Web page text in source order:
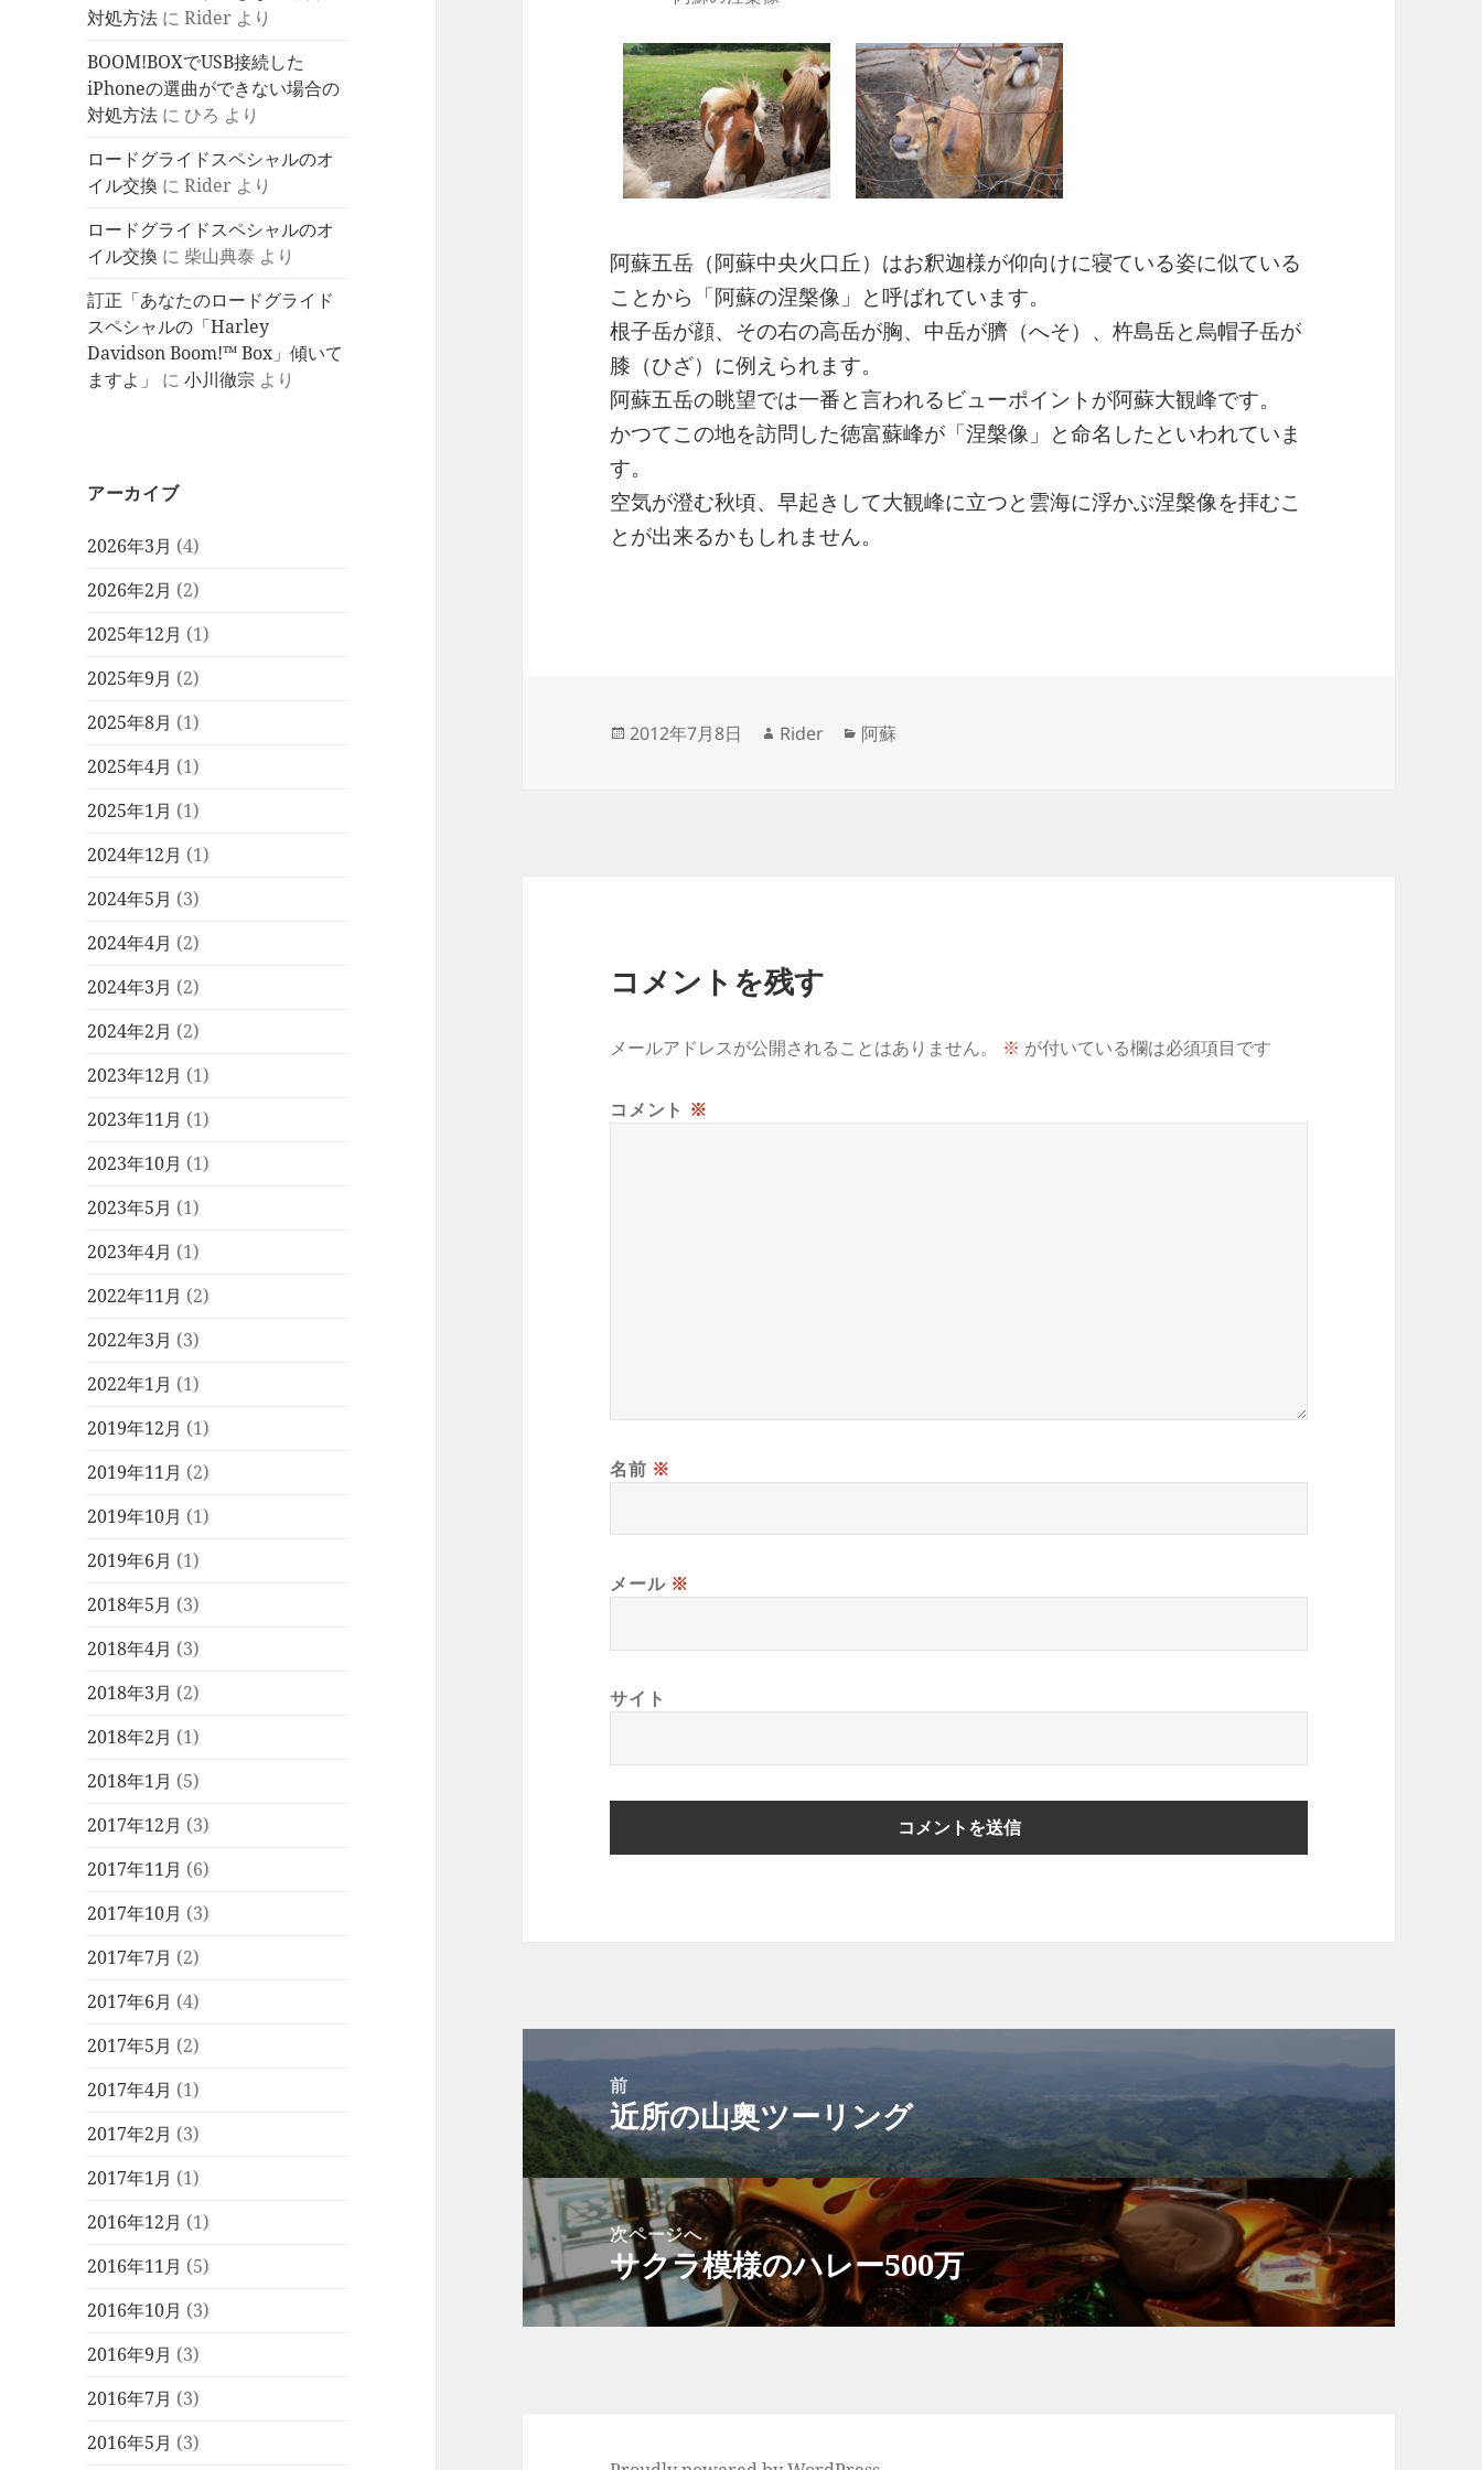
対処方法 にRider より
BOOM!BOXでUSB接続した
iPhoneの選曲ができない場合の
対処方法 に ひろ より
ロードグライドスペシャルのオ
イル交換 にRider より
ロードグライドスペシャルのオ
イル交換 に 柴山典泰 より
訂正「あなたのロードグライド
スペシャルの「Harley
Davidson Boom!™ Box」傾いて
ますよ」
に小川徹宗 より
アーカイブ
2026年3月 (4)
2026年2月 (2)
2025年12月 (1)
2025年9月 (2)
2025年8月 (1)
2025年4月 (1)
2025年1月 (1)
2024年12月 (1)
2024年5月 (3)
2024年4月 (2)
2024年3月 (2)
2024年2月 (2)
2023年12月 (1)
2023年11月 (1)
2023年10月 (1)
2023年5月 (1)
2023年4月 (1)
2022年11月 (2)
2022年3月 (3)
2022年1月 (1)
2019年12月 (1)
2019年11月 (2)
2019年10月 (1)
2019年6月 (1)
2018年5月 (3)
2018年4月 (3)
2018年3月 (2)
2018年2月 (1)
2018年1月 (5)
2017年12月 (3)
2017年11月 (6)
2017年10月 (3)
2017年7月 (2)
2017年6月 (4)
2017年5月 (2)
2017年4月 (1)
2017年2月 (3)
2017年1月 (1)
2016年12月 (1)
2016年11月 (5)
2016年10月 (3)
2016年9月 (3)
2016年7月 (3)
2016年5月 (3)
阿蘇五岳（阿蘇中央火口丘）はお釈迦様が仰向けに寝ている姿に似ている
ことから「阿蘇の涅槃像」と呼ばれています。
根子岳が顔、その右の高岳が胸、中岳が臍（へそ）、杵島岳と烏帽子岳が
膝（ひざ）に例えられます。
阿蘇五岳の眺望では一番と言われるビューポイントが阿蘇大観峰です。
かつてこの地を訪問した徳富蘇峰が「涅槃像」と命名したといわれていま
す。
空気が澄む秋頃、早起きして大観峰に立つと雲海に浮かぶ涅槃像を拝むこ
とが出来るかもしれません。
投
2012年7月8日
作
Rider
カ
阿蘇
コメントを残す
メールアドレスが公開されることはありません。 ※ が付いている欄は必須項目です
コメント ※
名前 ※
メール ※
サイト
稿
ナ
ビ
ゲ
ー
シ
ョ
ン
前
前
の
投
稿:
近所の山奥ツーリング
次ページへ
次
の
投
サクラ模様のハレー500万